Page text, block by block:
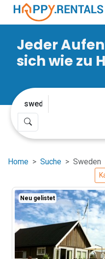
Jeder
sich wie zu
Home Suche Sweden
Neu gelistet